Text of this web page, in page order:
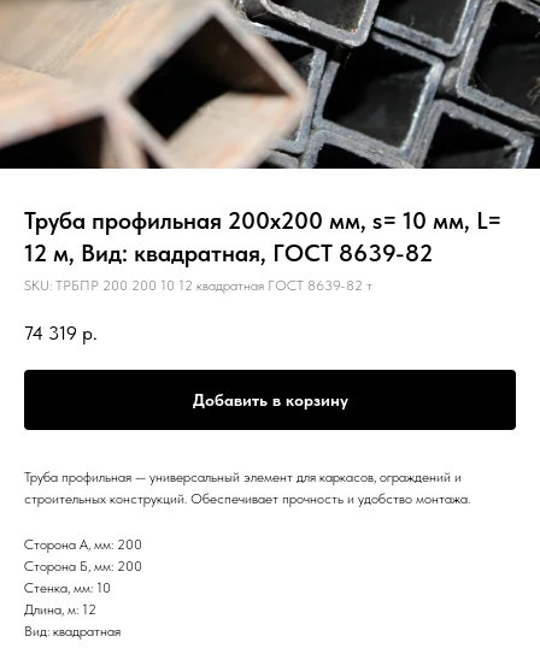
Труба профильная 200х200 мм, s= 10 мм, L=
12 м, Вид: квадратная, ГОСТ 8639-82
SKU: ТРБПР 200 200 10 12 квадратная ГОСТ 8639-82 т
74 319 р.
Добавить в корзину
Труба профильная — универсальный элемент для каркасов, ограждений и
строительных конструкций. Обеспечивает прочность и удобство монтажа.
Сторона А, мм: 200
Сторона Б, мм: 200
Стенка, мм: 10
Длина, м: 12
Вид: квадратная